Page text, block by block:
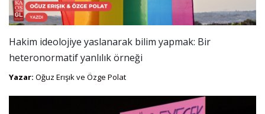
Hakim ideolojiye yaslanarak bilim yapmak: Bir
heteronormatif yanlılık örneği
Yazar: Oğuz Erışık ve Özge Polat